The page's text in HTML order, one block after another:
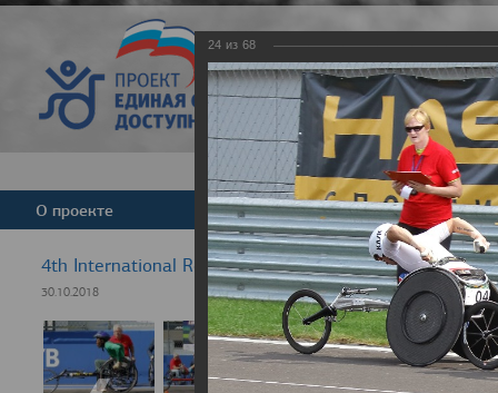
Версия для
О проекте Команда Новости
4th International Rezept-Sport Wheelchair Half
30.10.2018
24 из 68